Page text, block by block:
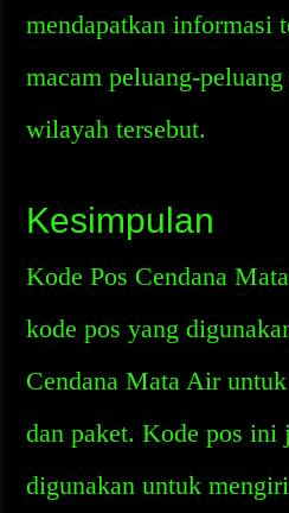
mendapatkan informasi
macam peluang-
wilayah tersebut.
Kesimpulan
Kode Pos Cendana
kode pos yang
Cendana Mata Air
dan paket. Kode pos ini
digunakan untuk